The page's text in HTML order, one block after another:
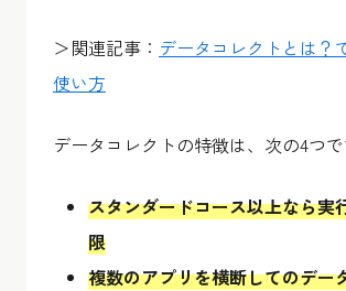
＞関連記事： データコレクトとは？
使い方
データコレクトの特徴は、次の4つで
スタンダードコース以上なら実
限
複数のアプリを横断してのデー